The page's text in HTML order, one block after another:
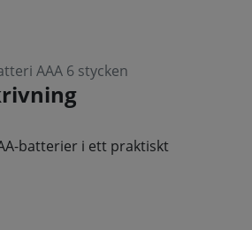
AAA 6 stycken
batterier i ett praktiskt